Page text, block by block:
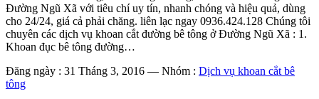
Đường Ngũ Xã với tiêu chí uy tín, nhanh chóng và hiệu quả, dùng
cho 24/24, giá cả phải chăng. liên lạc ngay 0936.424.128 Chúng tôi
chuyên các dịch vụ khoan cắt đường bê tông ở Đường Ngũ Xã : 1.
Khoan đục bê tông đường…
Đăng ngày : 31 Tháng 3, 2016 — Nhóm : Dịch vụ khoan cắt bê
tông